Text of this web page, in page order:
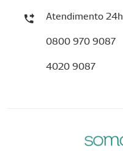
Atendimento 24h
0800 970 9087
4020 9087